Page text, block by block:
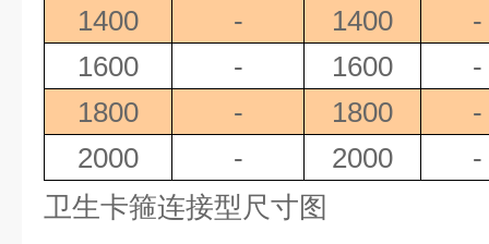
1400
- 1400
-
1600
- 1600
-
1800
- 1800
-
2000
- 2000
-
卫生卡箍连接型尺寸图